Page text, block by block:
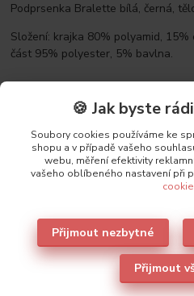
Podprsenka Bralette bílá, černá,
Složení: krajka 80% polyamid,
část 95% polyester, 5% bavlna.
Parametry
Výrobce
Také
🍪 Jak byste
Soubory cookies používáme ke
shopu a v případě vašeho
webu, měření efektivity
vašeho oblíbeného nastavení při
Přijmout nezbytné
Přijmout